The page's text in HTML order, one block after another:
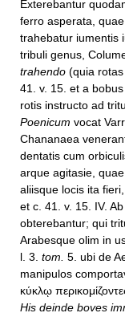
Exterebantur
ferro asperata,
trahebatur iumentis
tribuli genus,
trahendo (quia
41. v. 15. et a
rotis instructo ad
Poenicum vocat
Chananaea
dentatis cum
arque agitasie,
aliisque locis ita
et c. 41. v. 15. IV.
obterebantur; qui
Arabesque olim in
l. 3. tom. 5. ubi de
manipulos
κύκλῳ
His deinde boves